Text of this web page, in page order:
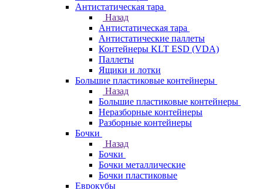
Антистатическая тара
Назад
Антистатическая тара
Антистатические паллеты
Контейнеры KLT ESD (VDA)
Паллеты
Ящики и лотки
Большие пластиковые контейнеры
Назад
Большие пластиковые контейнеры
Неразборные контейнеры
Разборные контейнеры
Бочки
Назад
Бочки
Бочки металлические
Бочки пластиковые
Еврокубы